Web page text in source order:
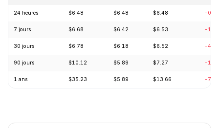
24 heures $6.48 $6.48 $6.48 -
7 jours $6.68 $6.42 $6.53 -
30 jours $6.78 $6.18 $6.52 -
90 jours $10.12 $5.89 $7.27 -
1 ans $35.23 $5.89 $13.66 -